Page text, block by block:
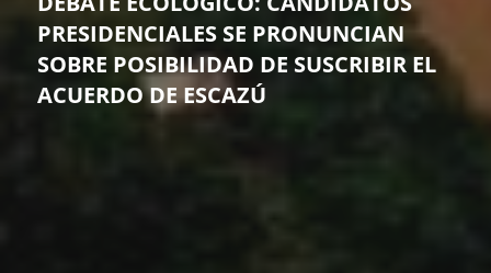
PRESIDENCIALES SE PRONUNCIAN
SOBRE POSIBILIDAD DE SUSCRIBIR EL
ACUERDO DE ESCAZÚ